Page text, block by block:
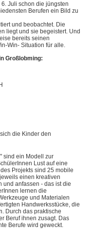
6. Juli schon die jüngsten
Berufen ein Bild zu
und beobachtet. Die
liegt und sie begeistert. Und
bereits seinen
Win- Situation für alle.
Großlobming:
die Kinder den
sind ein Modell zur
Lust auf eine
Projekts sind 25 mobile
einen kreativen
und anfassen - das ist die
lernen die
und Materialen
Handwerksstücke, die
Durch das praktische
Beruf ihnen zusagt. Das
Berufe wird geweckt.